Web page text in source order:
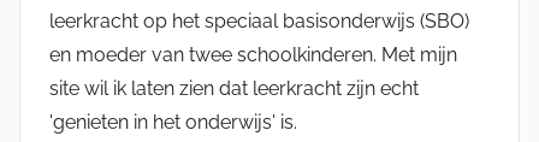
leerkracht op het speciaal basisonderwijs (SBO)
en moeder van twee schoolkinderen. Met mijn
site wil ik laten zien dat leerkracht zijn echt
'genieten in het onderwijs' is.